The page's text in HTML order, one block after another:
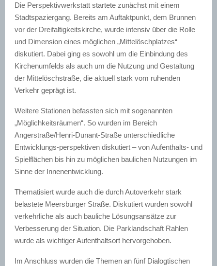
Die Perspektivwerkstatt startete zunächst mit einem
Stadtspaziergang. Bereits am Auftaktpunkt, dem Brunnen
vor der Dreifaltigkeitskirche, wurde intensiv über die Rolle
und Dimension eines möglichen „Mittelöschplatzes“
diskutiert. Dabei ging es sowohl um die Einbindung des
Kirchenumfelds als auch um die Nutzung und Gestaltung
der Mittelöschstraße, die aktuell stark vom ruhenden
Verkehr geprägt ist.
Weitere Stationen befassten sich mit sogenannten
„Möglichkeitsräumen“. So wurden im Bereich
Angerstraße/Henri-Dunant-Straße unterschiedliche
Entwicklungs-perspektiven diskutiert – von Aufenthalts- und
Spielflächen bis hin zu möglichen baulichen Nutzungen im
Sinne der Innenentwicklung.
Thematisiert wurde auch die durch Autoverkehr stark
belastete Meersburger Straße. Diskutiert wurden sowohl
verkehrliche als auch bauliche Lösungsansätze zur
Verbesserung der Situation. Die Parklandschaft Rahlen
wurde als wichtiger Aufenthaltsort hervorgehoben.
Im Anschluss wurden die Themen an fünf Dialogtischen